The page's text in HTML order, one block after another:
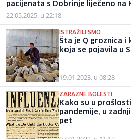
pacijenata s Dobrinje liječeno na
22.05.2025. u 22:18
ISTRAŽILI SMO
Šta je Q groznica i
koja se pojavila u
19.01.2023. u 08:28
ZARAZNE BOLESTI
Kako su u
pandemije, u
pet